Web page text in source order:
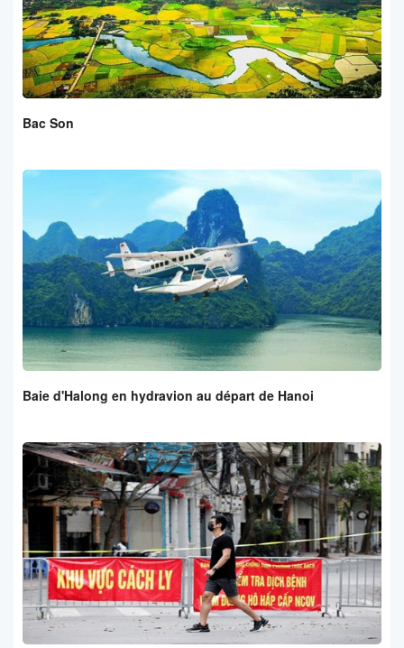
Bac Son
Baie d'Halong en hydravion au départ de Hanoi